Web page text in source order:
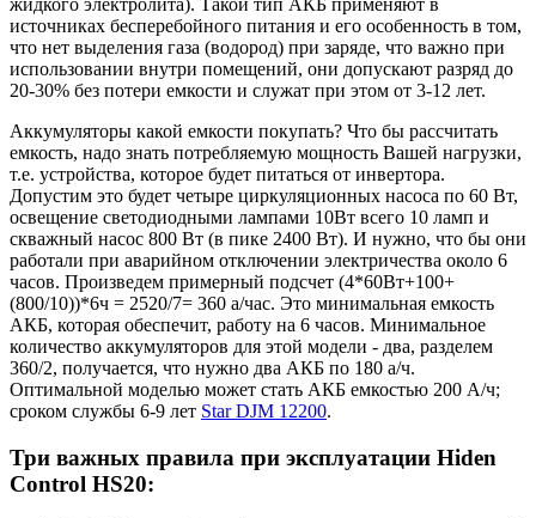
жидкого электролита). Такой тип АКБ применяют в
источниках бесперебойного питания и его особенность в том,
что нет выделения газа (водород) при заряде, что важно при
использовании внутри помещений, они допускают разряд до
20-30% без потери емкости и служат при этом от 3-12 лет.
Аккумуляторы какой емкости покупать? Что бы рассчитать
емкость, надо знать потребляемую мощность Вашей нагрузки,
т.е. устройства, которое будет питаться от инвертора.
Допустим это будет четыре циркуляционных насоса по 60 Вт,
освещение светодиодными лампами 10Вт всего 10 ламп и
скважный насос 800 Вт (в пике 2400 Вт). И нужно, что бы они
работали при аварийном отключении электричества около 6
часов. Произведем примерный подсчет (4*60Вт+100+
(800/10))*6ч = 2520/7= 360 а/час. Это минимальная емкость
АКБ, которая обеспечит, работу на 6 часов. Минимальное
количество аккумуляторов для этой модели - два, разделем
360/2, получается, что нужно два АКБ по 180 а/ч.
Оптимальной моделью может стать АКБ емкостью 200 А/ч;
сроком службы 6-9 лет Star DJM 12200.
Три важных правила при эксплуатации Hiden
Control HS20: